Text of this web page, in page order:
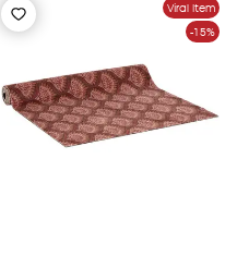
Viral Item
-15%